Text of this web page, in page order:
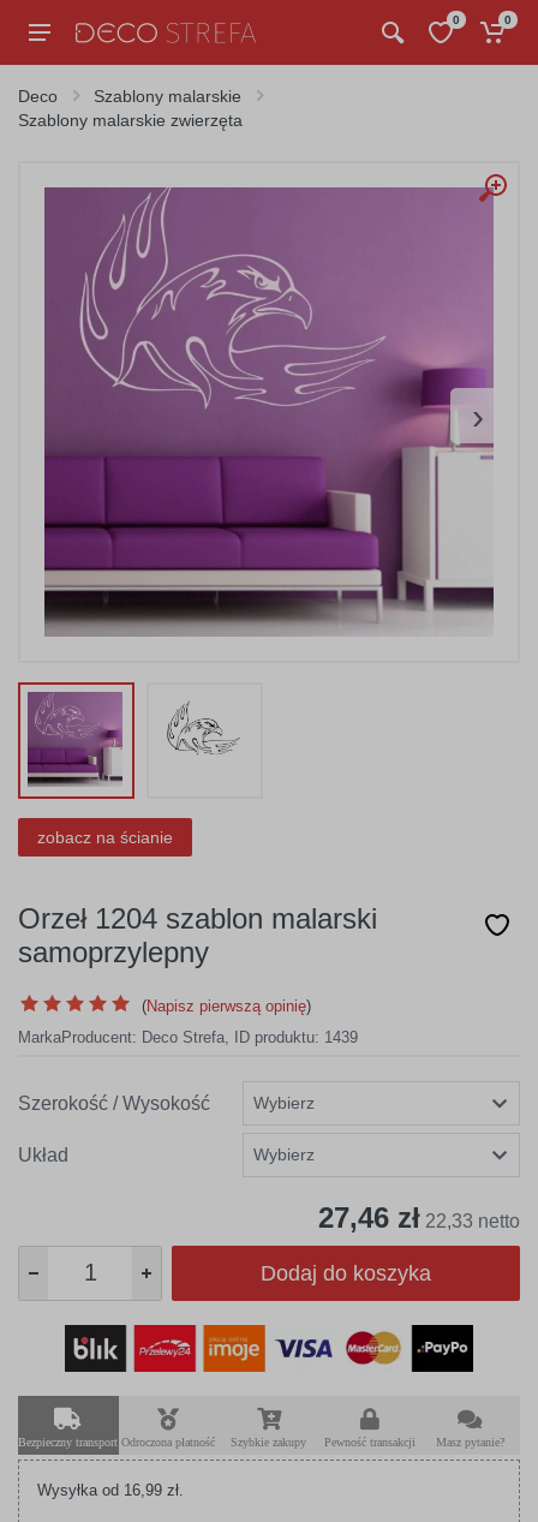
0 0
Deco
Szablony malarskie
Szablony malarskie zwierzęta
›
zobacz na ścianie
Orzeł 1204 szablon malarski
samoprzylepny
(Napisz pierwszą opinię)
MarkaProducent: Deco Strefa, ID produktu: 1439
Szerokość / Wysokość
Układ
27,46 zł 22,33 netto
Dodaj do koszyka
Bezpieczny transport Odroczona płatność Szybkie zakupy Pewność transakcji Masz pytanie?
Wysyłka od 16,99 zł.